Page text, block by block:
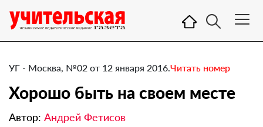
УГ - Москва, №02 от 12 января 2016.Читать номер
Хорошо быть на своем месте
Автор: Андрей Фетисов